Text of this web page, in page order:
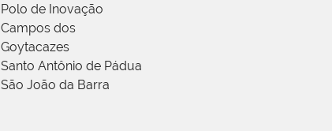
Polo de Inovação
Campos dos
Goytacazes
Santo Antônio de Pádua
São João da Barra